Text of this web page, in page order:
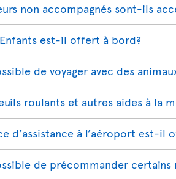
non accompagnés sont-ils
est-il offert à bord?
de voyager avec des
roulants et autres aides à la
d’assistance à l’aéroport est-
de précommander certains